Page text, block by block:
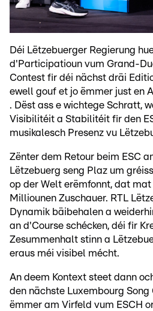
Déi Lëtzebuerger Regierung
d'Participatioun vum Grand-
Contest fir déi nächst dräi
ewell gouf et jo ëmmer just en
. Dëst ass e wichtege Schratt,
Visibilitéit a Stabilitéit fir den
musikalesch Presenz vu
Zënter dem Retour beim ESC
Lëtzebuerg seng Plaz um
op der Welt erëmfonnt, dat mat
Milliounen Zuschauer. RTL
Dynamik bäibehalen a
an d'Course schécken, déi fir
Zesummenhalt stinn a
eraus méi visibel mécht.
An deem Kontext steet dann
den nächste Luxembourg Song
ëmmer am Virfeld vum ESCH